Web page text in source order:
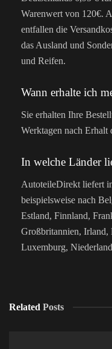
Warenwert von 120€.
entfallen die
das Ausland und
und Reifen.
Wann erhalte ich
Sie erhalten Ihre
Werktagen nach Erhalt
In welche Länder
AutoteileDirekt liefert
beispielsweise nach
Estland, Finnland,
Großbritannien, Irland,
Luxemburg,
Related Posts